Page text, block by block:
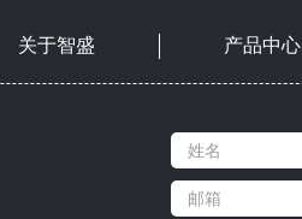
关于智盛 产品中心